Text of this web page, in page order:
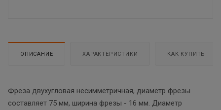
ОПИСАНИЕ ХАРАКТЕРИСТИКИ КАК КУПИТЬ
Фреза двухугловая несимметричная, диаметр фрезы
составляет 75 мм, ширина фрезы - 16 мм. Диаметр